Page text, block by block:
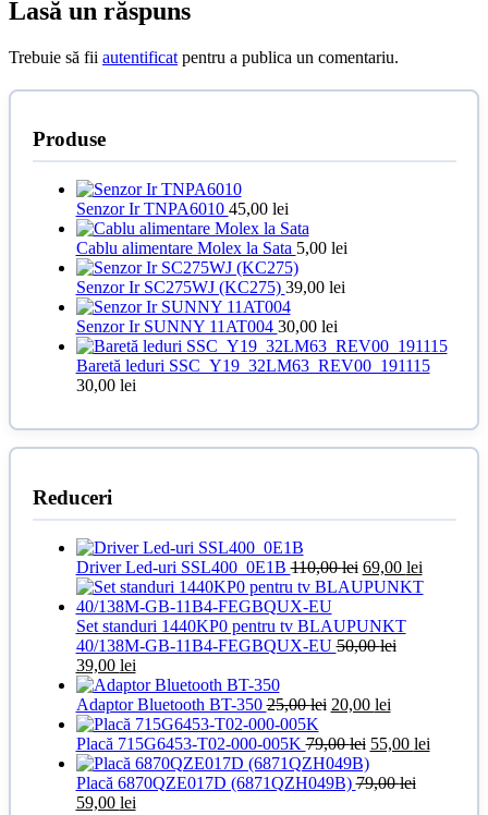
Lasă un răspuns
Trebuie să fii autentificat pentru a publica un comentariu.
Produse
Senzor Ir TNPA6010 45,00 lei
Cablu alimentare Molex la Sata 5,00 lei
Senzor Ir SC275WJ (KC275) 39,00 lei
Senzor Ir SUNNY 11AT004 30,00 lei
Baretă leduri SSC_Y19_32LM63_REV00_191115
30,00 lei
Reduceri
Driver Led-uri SSL400_0E1B110,00lei Prețul
inițial
fost:
110,00 lei.
69,00 leiPrețul
curent
Set standuri 1440KP0 pentru tv BLAUPUNKT
40/138M-GB-11B4-FEGBQUX-EU50,00lei
Prețul
inițial
a
fost:
50,00 lei.
39,00 leiPrețul
curent
este:
39,00 lei.
Adaptor Bluetooth BT-35025,00lei Prețul
a
fost:
25,00 lei.
20,00 leiPrețul
este:
Placă 715G6453-T02-000-005K79,00lei Prețul
inițial
a
55,00 leiPrețul
Placă 6870QZE017D (6871QZH049B)79,00lei
Prețul
59,00 leiPrețul